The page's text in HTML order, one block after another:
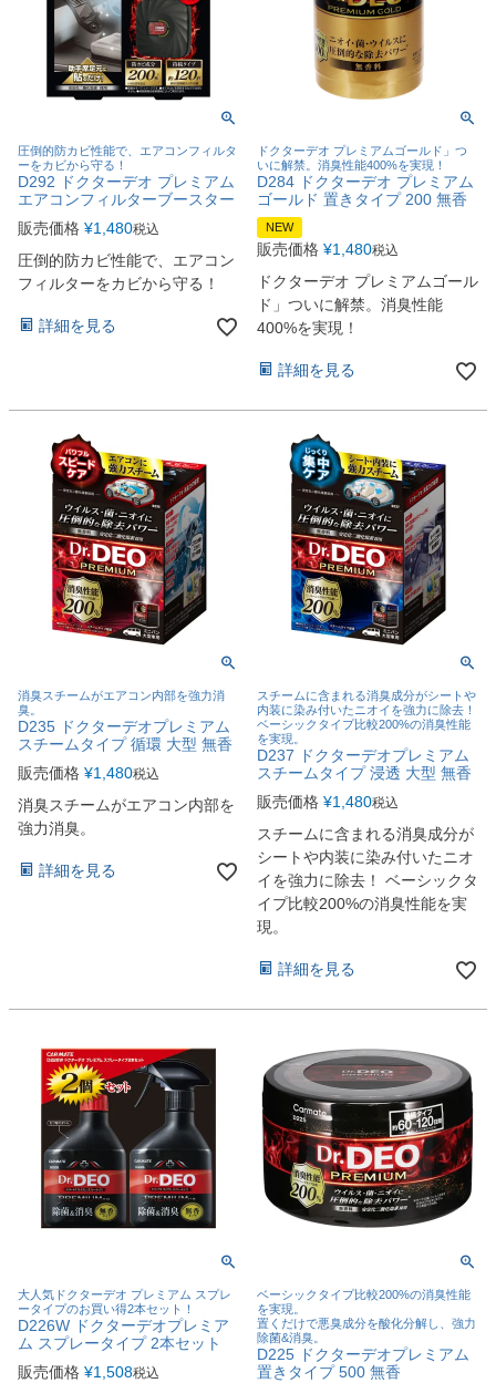
圧倒的防カビ性能で、エアコンフィルタ
ーをカビから守る！
D292 ドクターデオ プレミアム
エアコンフィルターブースター
販売価格 ¥1,480税込
圧倒的防カビ性能で、エアコン
フィルターをカビから守る！
詳細を見る
ドクターデオ プレミアムゴールド」つ
いに解禁。消臭性能400%を実現！
D284 ドクターデオ プレミアム
ゴールド 置きタイプ 200 無香
NEW
販売価格 ¥1,480税込
ドクターデオ プレミアムゴール
ド」ついに解禁。消臭性能
400%を実現！
詳細を見る
消臭スチームがエアコン内部を強力消
臭。
D235 ドクターデオプレミアム
スチームタイプ 循環 大型 無香
販売価格 ¥1,480税込
消臭スチームがエアコン内部を
強力消臭。
詳細を見る
スチームに含まれる消臭成分がシートや
内装に染み付いたニオイを強力に除去！
ベーシックタイプ比較200%の消臭性能
を実現。
D237 ドクターデオプレミアム
スチームタイプ 浸透 大型 無香
販売価格 ¥1,480税込
スチームに含まれる消臭成分が
シートや内装に染み付いたニオ
イを強力に除去！ ベーシックタ
イプ比較200%の消臭性能を実
現。
詳細を見る
大人気ドクターデオ プレミアム スプレ
ータイプのお買い得2本セット！
D226W ドクターデオプレミア
ム スプレータイプ 2本セット
販売価格 ¥1,508税込
ベーシックタイプ比較200%の消臭性能
を実現。
置くだけで悪臭成分を酸化分解し、強力
除菌&消臭。
D225 ドクターデオプレミアム
置きタイプ 500 無香